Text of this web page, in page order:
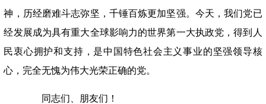
神，历经磨难斗志弥坚，千锤百炼更加坚强。今天，我们党已
经发展成为具有重大全球影响力的世界第一大执政党，得到人
民衷心拥护和支持，是中国特色社会主义事业的坚强领导核
心，完全无愧为伟大光荣正确的党。
同志们、朋友们！